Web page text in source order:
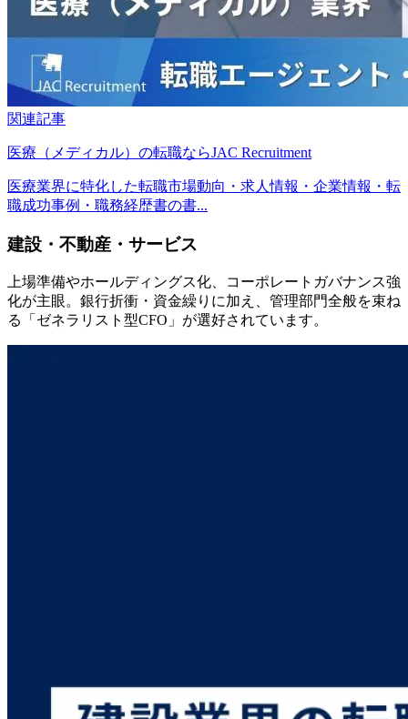
関連記事
医療（メディカル）の転職ならJAC Recruitment
医療業界に特化した転職市場動向・求人情報・企業情報・転
職成功事例・職務経歴書の書...
建設・不動産・サービス
上場準備やホールディングス化、コーポレートガバナンス強
化が主眼。銀行折衝・資金繰りに加え、管理部門全般を束ね
る「ゼネラリスト型CFO」が選好されています。